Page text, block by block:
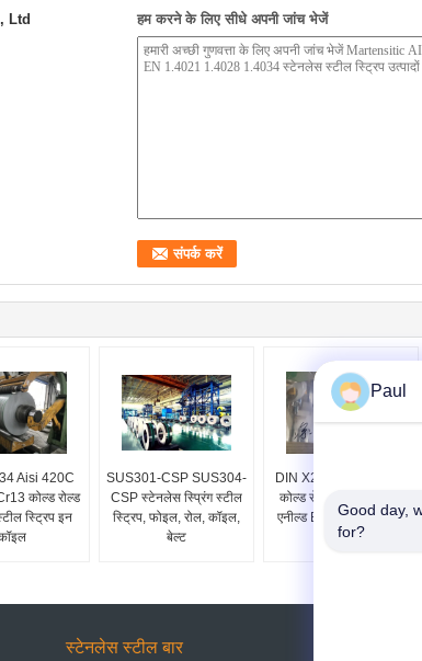
Ltd हम करने के लिए सीधे अपनी जांच भेजें
Aisi 420C
कोल्ड रोल्ड
स्ट्रिप इन
SUS301-CSP SUS304-
CSP स्टेनलेस स्प्रिंग स्टील
स्ट्रिप, फोइल, रोल, कॉइल,
बेल्ट
DIN X20CrMo13 स्ट्रिप
कोल्ड रोल्ड स्टेनलेस स्टील
एनील्ड EN 1.4120 कॉइल
स्टेनलेस स्टील बार
Paul
Good day,
for?